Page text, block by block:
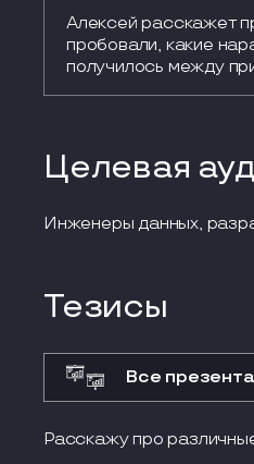
Алексей расскажет
пробовали, какие
получилось между
Целевая
Инженеры данных,
Тезисы
Все
Расскажу про